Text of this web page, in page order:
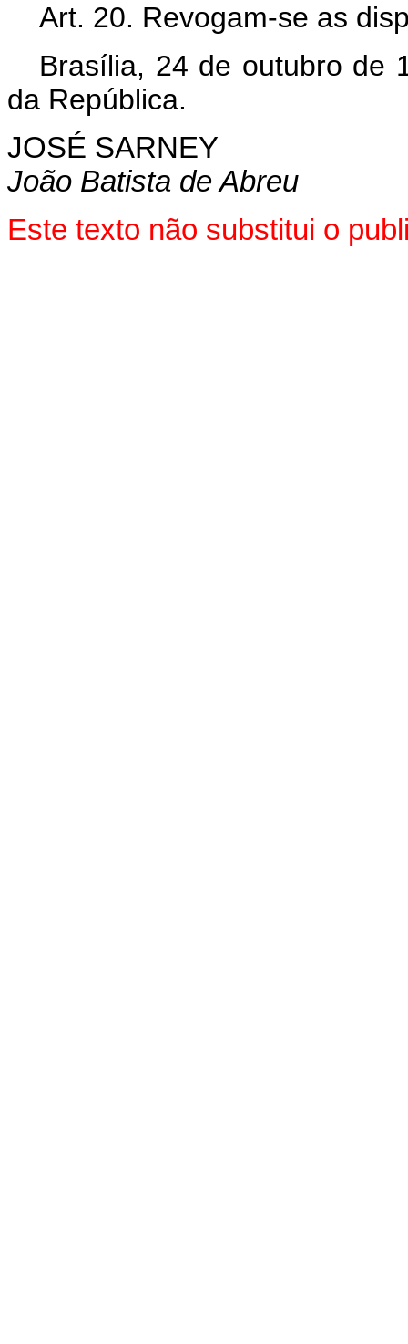
Art. 20. Revogam-se as
Brasília, 24 de outubro de
da República.
JOSÉ SARNEY
João Batista de Abreu
Este texto não substitui o